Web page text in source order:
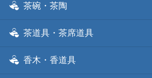
姫 読み一覧
家宝 分類一覧
茶碗・茶陶
茶道具・茶席道具
香木・香道具
城 地域分類